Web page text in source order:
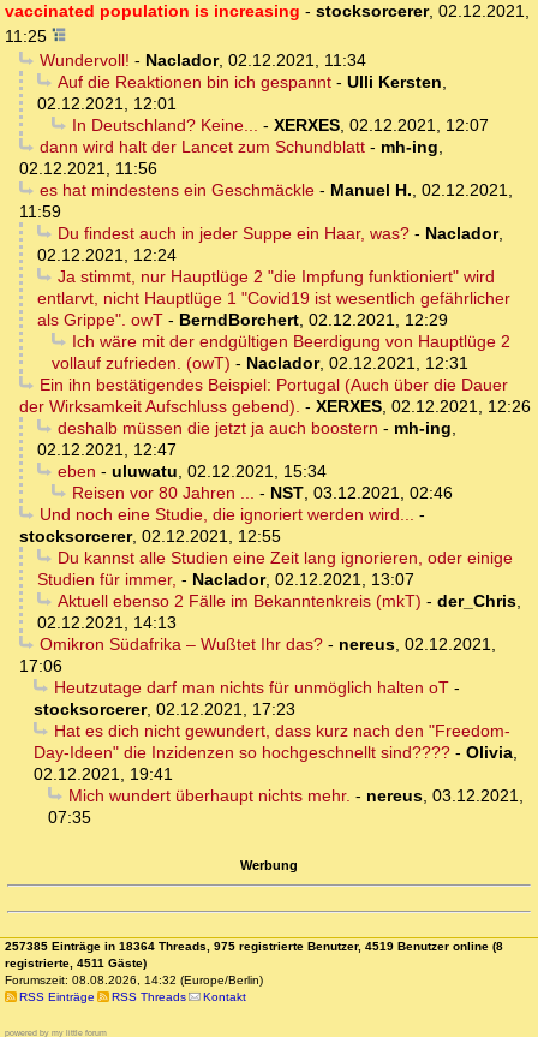
vaccinated population is increasing - stocksorcerer, 02.12.2021,
11:25
Wundervoll! - Naclador, 02.12.2021, 11:34
Auf die Reaktionen bin ich gespannt- Ulli Kersten,
02.12.2021, 12:01
In Deutschland? Keine... - XERXES, 02.12.2021, 12:07
dann wird halt der Lancet zum Schundblatt- mh-ing,
02.12.2021, 11:56
es hat mindestens ein Geschmäckle- Manuel H., 02.12.2021,
11:59
Du findest auch in jeder Suppe ein Haar, was?- Naclador,
02.12.2021, 12:24
Ja stimmt, nur Hauptlüge 2 "die Impfung funktioniert" wird
entlarvt, nicht Hauptlüge 1 "Covid19 ist wesentlich gefährlicher
als Grippe". owT - BerndBorchert, 02.12.2021, 12:29
Ich wäre mit der endgültigen Beerdigung von Hauptlüge 2
vollauf zufrieden. (owT) - Naclador, 02.12.2021, 12:31
Ein ihn bestätigendes Beispiel: Portugal (Auch über die Dauer
der Wirksamkeit Aufschluss gebend). - XERXES, 02.12.2021, 12:26
deshalb müssen die jetzt ja auch boostern - mh-ing,
02.12.2021, 12:47
eben - uluwatu, 02.12.2021, 15:34
Reisen vor 80 Jahren ... - NST, 03.12.2021, 02:46
Und noch eine Studie, die ignoriert werden wird... -
stocksorcerer, 02.12.2021, 12:55
Du kannst alle Studien eine Zeit lang ignorieren, oder einige
Studien für immer, - Naclador, 02.12.2021, 13:07
Aktuell ebenso 2 Fälle im Bekanntenkreis (mkT) - der_Chris,
02.12.2021, 14:13
Omikron Südafrika – Wußtet Ihr das?- nereus, 02.12.2021,
17:06
Heutzutage darf man nichts für unmöglich halten oT-
stocksorcerer, 02.12.2021, 17:23
Hat es dich nicht gewundert, dass kurz nach den "Freedom-
Day-Ideen" die Inzidenzen so hochgeschnellt sind???? - Olivia,
02.12.2021, 19:41
Mich wundert überhaupt nichts mehr. - nereus, 03.12.2021,
07:35
Werbung
257385 Einträge in 18364 Threads, 975 registrierte Benutzer, 4519 Benutzer online (8
registrierte, 4511 Gäste)
Forumszeit: 08.08.2026, 14:32 (Europe/Berlin)
RSS Einträge
RSS Threads Kontakt
powered by my little forum